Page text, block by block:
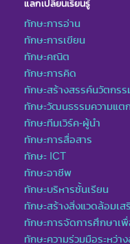
แลกเปลี่ยนเรียนรู้
ทักษะการอ่าน
ทักษะการเขียน
ทักษะคณิต
ทักษะการคิด
ทักษะสร้างสรรค์นวัตกรร
ทักษะวัฒนธรรมความแต
ทักษะทีมเวิร์ค-ผู้นำ
ทักษะการสื่อสาร
ทักษะ ICT
ทักษะอาชีพ
ทักษะบริหารชั้นเรียน
ทักษะสร้างสิ่งแวดล้อมเส
ทักษะการจัดการศึกษาเพื่
ทักษะความร่วมมือระหว่า